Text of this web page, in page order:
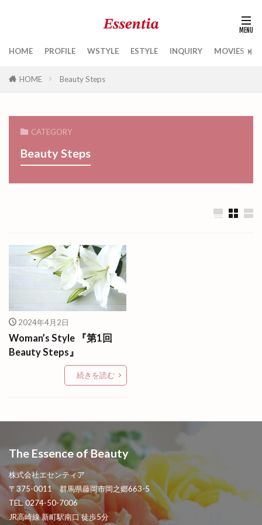
HOME PROFILE WSTYLE ESTYLE INQUIRY MOVIES
HOME Beauty Steps
CATEGORY
Beauty Steps
2024年4月2日
Woman’s Style 『第1回
Beauty Steps』
続きを読む
The Essence of Beauty
株式会社エセンティア
〒375-0011 群馬県藤岡市岡之郷663-5
TEL. 0274-50-7006
JR高崎線 新町駅南口 徒歩5分